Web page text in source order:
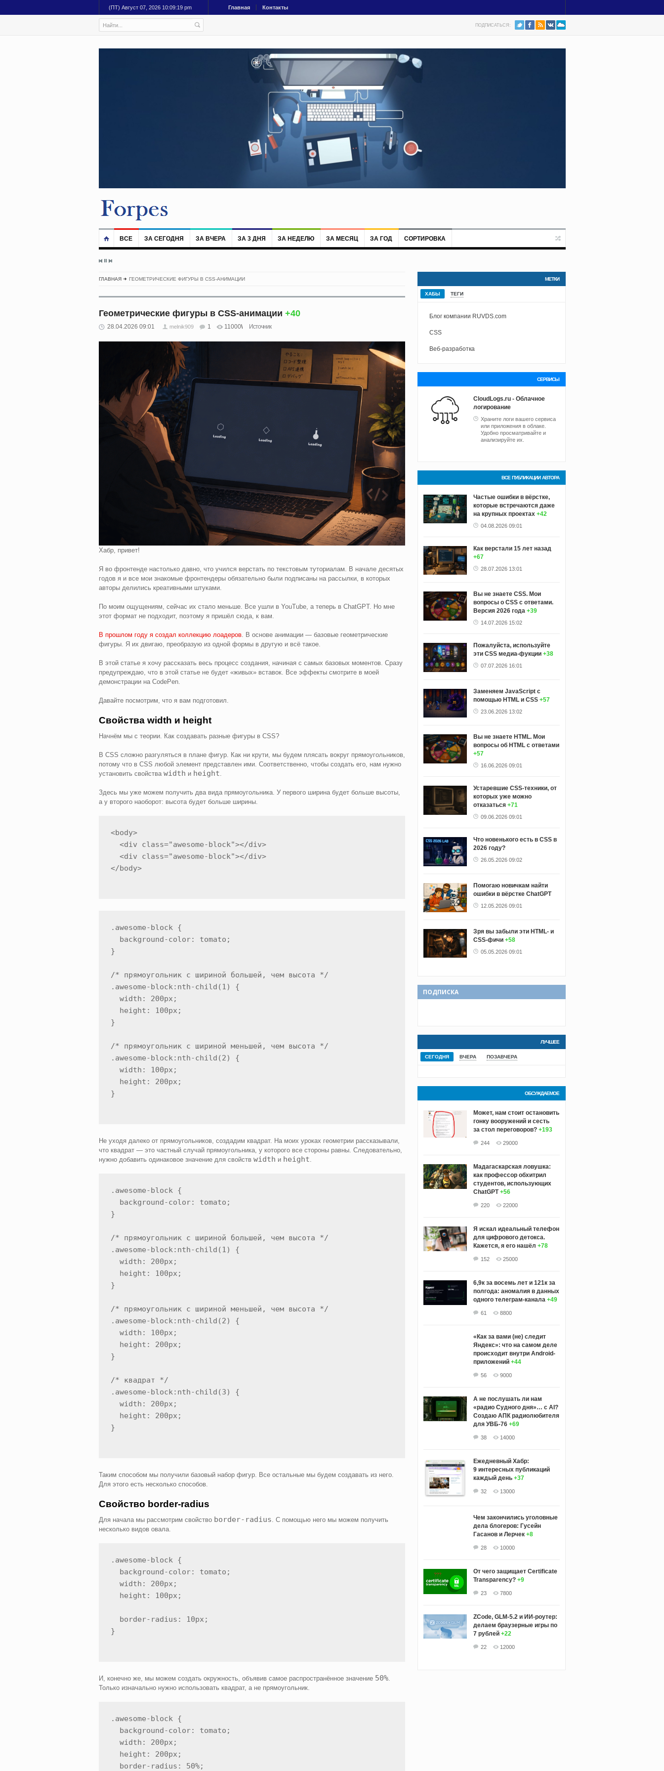
(ПТ) Август 07, 2026 10:09:21 pm Главная Контакты
ПОДПИСАТЬСЯ:
ВСЕ ЗА СЕГОДНЯ ЗА ВЧЕРА ЗА 3 ДНЯ ЗА НЕДЕЛЮ ЗА МЕСЯЦ ЗА ГОД СОРТИРОВКА
ГЛАВНАЯ ГЕОМЕТРИЧЕСКИЕ ФИГУРЫ В CSS-АНИМАЦИИ
Геометрические фигуры в CSS-анимации +40
28.04.2026 09:01 melnik909 1 11000 Источник
Хабр, привет!
Я во фронтенде настолько давно, что учился верстать по текстовым туториалам. В начале десятых
годов я и все мои знакомые фронтендеры обязательно были подписаны на рассылки, в которых
авторы делились креативными штуками.
По моим ощущениям, сейчас их стало меньше. Все ушли в YouTube, а теперь в ChatGPT. Но мне
этот формат не подходит, поэтому я пришёл сюда, к вам.
В прошлом году я создал коллекцию лоадеров. В основе анимации — базовые геометрические
фигуры. Я их двигаю, преобразую из одной формы в другую и всё такое.
В этой статье я хочу рассказать весь процесс создания, начиная с самых базовых моментов. Сразу
предупреждаю, что в этой статье не будет «живых» вставок. Все эффекты смотрите в моей
демонстрации на CodePen.
Давайте посмотрим, что я вам подготовил.
Свойства width и height
Начнём мы с теории. Как создавать разные фигуры в CSS?
В CSS сложно разгуляться в плане фигур. Как ни крути, мы будем плясать вокруг прямоугольников,
потому что в CSS любой элемент представлен ими. Соответственно, чтобы создать его, нам нужно
установить свойства width и height
Здесь мы уже можем получить два вида прямоугольника. У первого ширина будет больше высоты,
а у второго наоборот: высота будет больше ширины.
<body>
  <div class="awesome-block"></div>
  <div class="awesome-block"></div>
</body>
.awesome-block {
  background-color: tomato;
}
/* прямоугольник с шириной большей, чем высота */
.awesome-block:nth-child(1) {
  width: 200px;
  height: 100px;
}
/* прямоугольник с шириной меньшей, чем высота */
.awesome-block:nth-child(2) {
  width: 100px;
  height: 200px;
}
Не уходя далеко от прямоугольников, создадим квадрат. На моих уроках геометрии рассказывали,
что квадрат — это частный случай прямоугольника, у которого все стороны равны. Следовательно,
нужно добавить одинаковое значение для свойств width и height
.awesome-block {
  background-color: tomato;
}
/* прямоугольник с шириной большей, чем высота */
.awesome-block:nth-child(1) {
  width: 200px;
  height: 100px;
}
/* прямоугольник с шириной меньшей, чем высота */
.awesome-block:nth-child(2) {
  width: 100px;
  height: 200px;
}
/* квадрат */
.awesome-block:nth-child(3) {
  width: 200px;
  height: 200px;
}
Таким способом мы получили базовый набор фигур. Все остальные мы будем создавать из него.
Для этого есть несколько способов.
Свойство border-radius
Для начала мы рассмотрим свойство border-radius . С помощью него мы можем получить
несколько видов овала.
.awesome-block {
  background-color: tomato;
  width: 200px;
  height: 100px;
  border-radius: 10px;
}
И, конечно же, мы можем создать окружность, объявив самое распространённое значение 50%.
Только изначально нужно использовать квадрат, а не прямоугольник.
.awesome-block {
  background-color: tomato;
  width: 200px;
  height: 200px;
  border-radius: 50%;
МЕТКИ
ХАБЫ ТЕГИ
Блог компании RUVDS.com
CSS
Веб-разработка
СЕРВИСЫ
CloudLogs.ru - Облачное
логирование
Храните логи вашего сервиса
или приложения в облаке.
Удобно просматривайте и
анализируйте их.
ВСЕ ПУБЛИКАЦИИ АВТОРА
Частые ошибки в вёрстке,
которые встречаются даже
на крупных проектах +42
04.08.2026 09:01
Как верстали 15 лет назад
+67
28.07.2026 13:01
Вы не знаете CSS. Мои
вопросы о CSS с ответами.
Версия 2026 года +39
14.07.2026 15:02
Пожалуйста, используйте
эти CSS медиа-фукции +38
07.07.2026 16:01
Заменяем JavaScript с
помощью HTML и CSS +57
23.06.2026 13:02
Вы не знаете HTML. Мои
вопросы об HTML с ответами
+57
16.06.2026 09:01
Устаревшие CSS-техники, от
которых уже можно
отказаться +71
09.06.2026 09:01
Что новенького есть в CSS в
2026 году?
26.05.2026 09:02
Помогаю новичкам найти
ошибки в вёрстке ChatGPT
12.05.2026 09:01
Зря вы забыли эти HTML- и
CSS-фичи +58
05.05.2026 09:01
ПОДПИСКА
ЛУЧШЕЕ
СЕГОДНЯ ВЧЕРА ПОЗАВЧЕРА
ОБСУЖДАЕМОЕ
Может, нам стоит остановить
гонку вооружений и сесть
за стол переговоров? +193
244 29000
Мадагаскарская ловушка:
как профессор обхитрил
студентов, использующих
ChatGPT +56
220 22000
Я искал идеальный телефон
для цифрового детокса.
Кажется, я его нашёл +78
152 25000
6,9к за восемь лет и 121к за
полгода: аномалия в данных
одного телеграм-канала +49
61 8800
«Как за вами (не) следит
Яндекс»: что на самом деле
происходит внутри Android-
приложений +44
56 9000
А не послушать ли нам
«радио Судного дня»… с AI?
Создаю АПК радиолюбителя
для УВБ-76 +69
38 14000
Ежедневный Хабр:
9 интересных публикаций
каждый день +37
32 13000
Чем закончились уголовные
дела блогеров: Гусейн
Гасанов и Лерчек +8
28 10000
От чего защищает Certificate
Transparency? +9
23 7800
ZCode, GLM-5.2 и ИИ-роутер:
делаем браузерные игры по
7 рублей +22
22 12000